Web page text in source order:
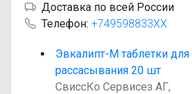
Доставка по всей России
Телефон: +749598833XX
Эвкалипт-М таблетки для
рассасывания 20 шт
СвиссКо Сервисез АГ,